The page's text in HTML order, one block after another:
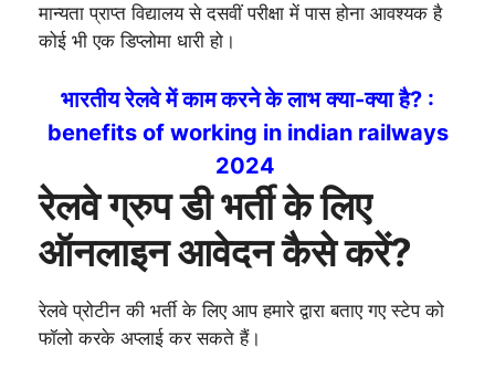
मान्यता प्राप्त विद्यालय से दसवीं परीक्षा में पास होना आवश्यक है
कोई भी एक डिप्लोमा धारी हो।
भारतीय रेलवे में काम करने के लाभ क्या-क्या है? :
benefits of working in indian railways
2024
रेलवे ग्रुप डी भर्ती के लिए
ऑनलाइन आवेदन कैसे करें?
रेलवे प्रोटीन की भर्ती के लिए आप हमारे द्वारा बताए गए स्टेप को
फॉलो करके अप्लाई कर सकते हैं।